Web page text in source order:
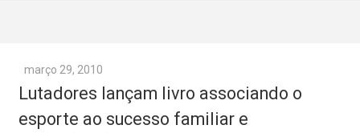
março 29, 2010
Lutadores lançam livro associando o
esporte ao sucesso familiar e